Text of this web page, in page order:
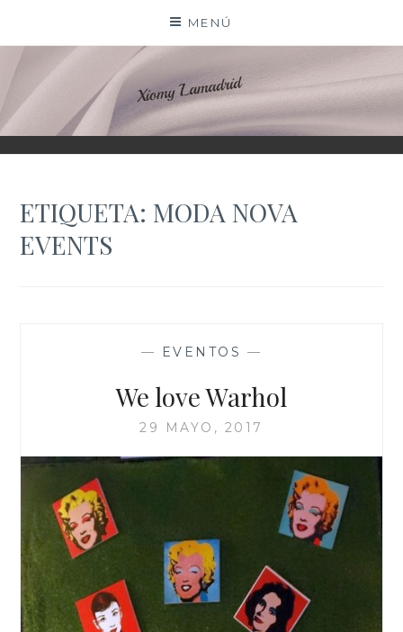
contenido
MENÚ
XIOMY LAMADRID
ETIQUETA: MODA NOVA
EVENTS
— EVENTOS —
We love Warhol
29 MAYO, 2017